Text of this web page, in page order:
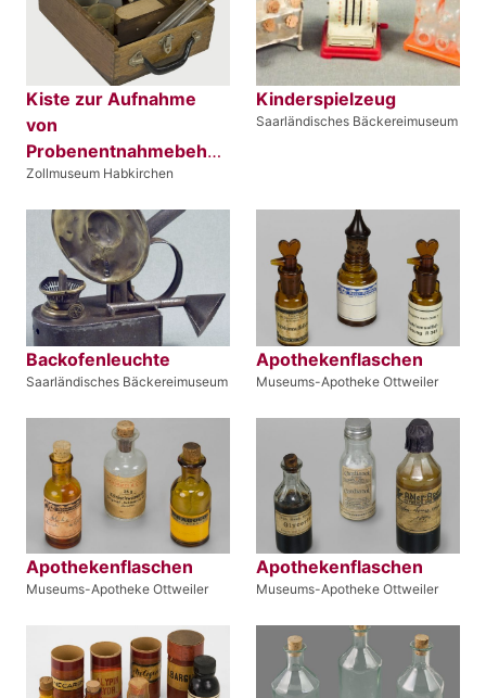
Kiste zur Aufnahme
von
Probenentnahmebehältnissen
Zollmuseum Habkirchen
Kinderspielzeug
Saarländisches Bäckereimuseum
Backofenleuchte
Saarländisches Bäckereimuseum
Apothekenflaschen
Museums-Apotheke Ottweiler
Apothekenflaschen
Museums-Apotheke Ottweiler
Apothekenflaschen
Museums-Apotheke Ottweiler